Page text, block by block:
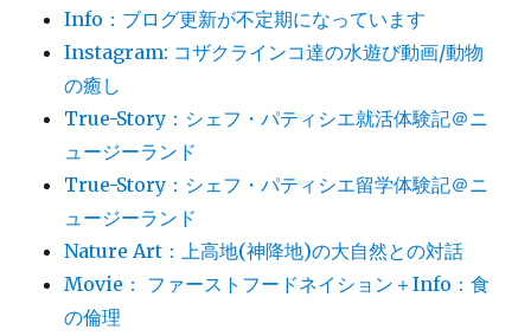
Info：ブログ更新が不定期になっています
Instagram: コザクラインコ達の水遊び動画/動物
の癒し
True-Story：シェフ・パティシエ就活体験記＠ニ
ュージーランド
True-Story：シェフ・パティシエ留学体験記＠ニ
ュージーランド
Nature Art：上高地(神降地)の大自然との対話
Movie： ファーストフードネイション＋Info：食
の倫理